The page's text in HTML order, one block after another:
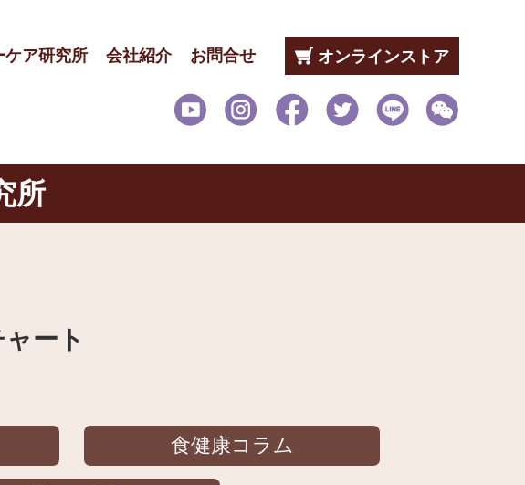
ケア研究所 会社紹介 お問合せ オンラインストア
所
ート
食健康コラム